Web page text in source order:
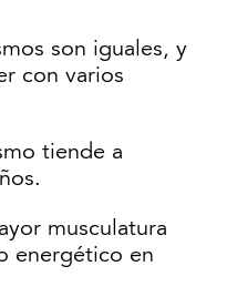
son iguales, y
con varios
tiende a
musculatura
energético en